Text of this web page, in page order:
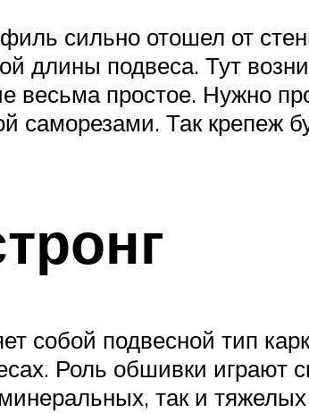
сильно отошел от
длины подвеса. Тут
весьма простое. Нужно
саморезами. Так крепеж
собой подвесной тип
Роль обшивки играют
так и